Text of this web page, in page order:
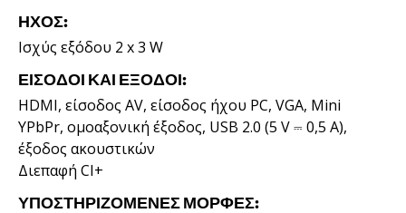
ΉΧΟΣ:
Ισχύς εξόδου 2 x 3 W
ΕΊΣΟΔΟΙ ΚΑΙ ΈΞΟΔΟΙ:
HDMI, είσοδος AV, είσοδος ήχου PC, VGA, Mini
YPbPr, ομοαξονική έξοδος, USB 2.0 (5 V ⎓ 0,5 A),
έξοδος ακουστικών
Διεπαφή CI+
ΥΠΟΣΤΗΡΙΖΌΜΕΝΕΣ ΜΟΡΦΈΣ: